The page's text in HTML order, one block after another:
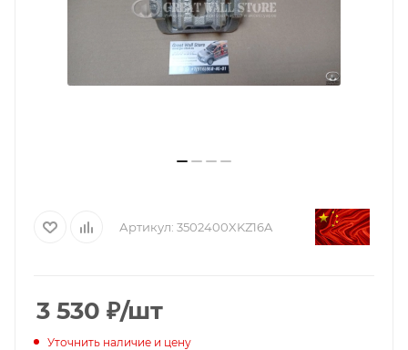
Артикул: 3502400XKZ16A
3 530 ₽/шт
Уточнить наличие и цену